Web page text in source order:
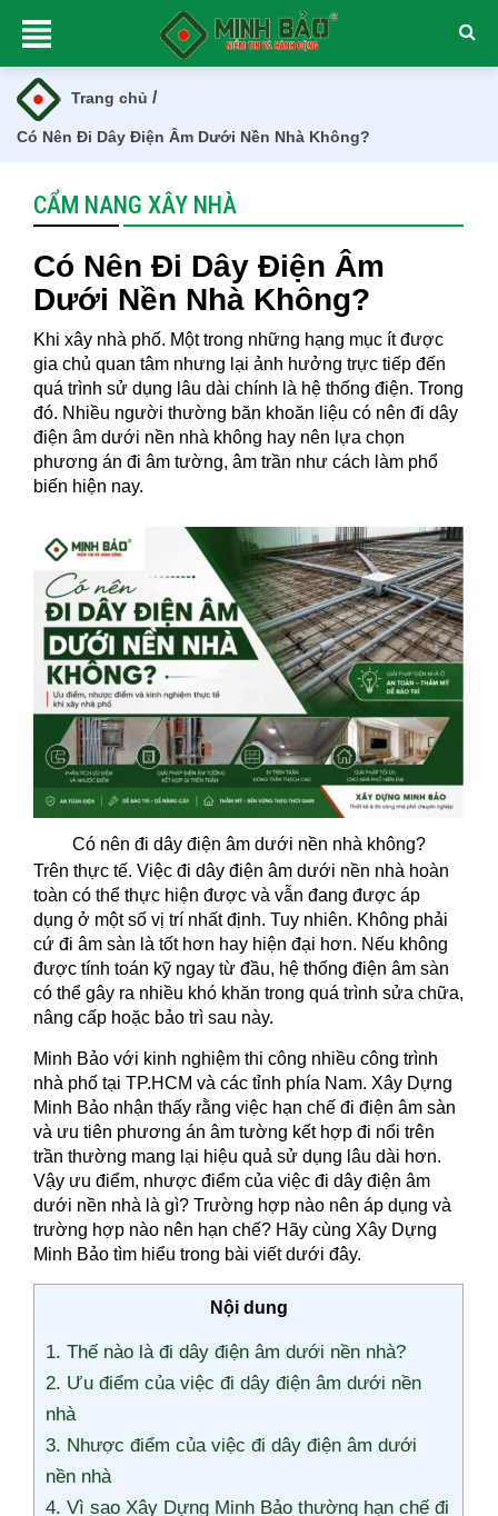
Trang chủ /
Có Nên Đi Dây Điện Âm Dưới Nền Nhà Không?
CẨM NANG XÂY NHÀ
Có Nên Đi Dây Điện Âm
Dưới Nền Nhà Không?
Khi xây nhà phố. Một trong những hạng mục ít được
gia chủ quan tâm nhưng lại ảnh hưởng trực tiếp đến
quá trình sử dụng lâu dài chính là hệ thống điện. Trong
đó. Nhiều người thường băn khoăn liệu có nên đi dây
điện âm dưới nền nhà không hay nên lựa chọn
phương án đi âm tường, âm trần như cách làm phổ
biến hiện nay.
Có nên đi dây điện âm dưới nền nhà không?
Trên thực tế. Việc đi dây điện âm dưới nền nhà hoàn
toàn có thể thực hiện được và vẫn đang được áp
dụng ở một số vị trí nhất định. Tuy nhiên. Không phải
cứ đi âm sàn là tốt hơn hay hiện đại hơn. Nếu không
được tính toán kỹ ngay từ đầu, hệ thống điện âm sàn
có thể gây ra nhiều khó khăn trong quá trình sửa chữa,
nâng cấp hoặc bảo trì sau này.
Minh Bảo với kinh nghiệm thi công nhiều công trình
nhà phố tại TP.HCM và các tỉnh phía Nam. Xây Dựng
Minh Bảo nhận thấy rằng việc hạn chế đi điện âm sàn
và ưu tiên phương án âm tường kết hợp đi nổi trên
trần thường mang lại hiệu quả sử dụng lâu dài hơn.
Vậy ưu điểm, nhược điểm của việc đi dây điện âm
dưới nền nhà là gì? Trường hợp nào nên áp dụng và
trường hợp nào nên hạn chế? Hãy cùng Xây Dựng
Minh Bảo tìm hiểu trong bài viết dưới đây.
Nội dung
1. Thế nào là đi dây điện âm dưới nền nhà?
2. Ưu điểm của việc đi dây điện âm dưới nền
nhà
3. Nhược điểm của việc đi dây điện âm dưới
nền nhà
4. Vì sao Xây Dựng Minh Bảo thường hạn chế đi